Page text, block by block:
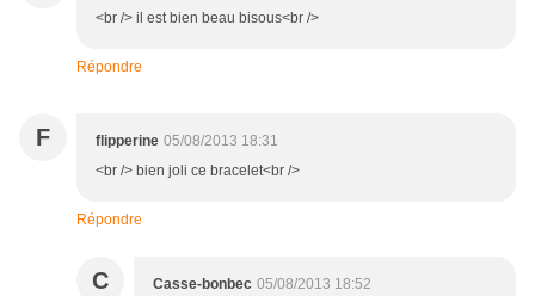
<br /> il est bien beau bisous<br />
Répondre
F flipperine 05/08/2013 18:31
<br /> bien joli ce bracelet<br />
Répondre
C Casse-bonbec 05/08/2013 18:52